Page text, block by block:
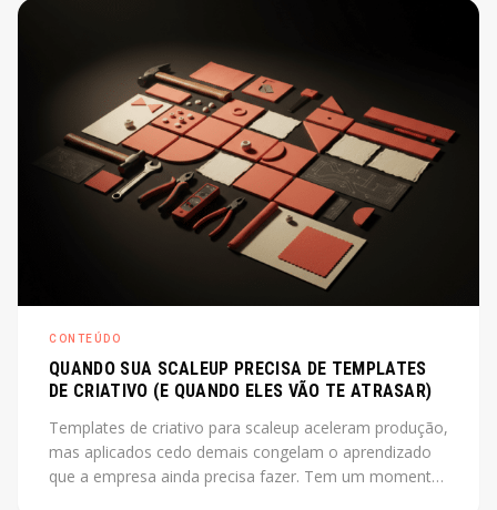
CONTEÚDO
QUANDO SUA SCALEUP PRECISA DE TEMPLATES
DE CRIATIVO (E QUANDO ELES VÃO TE ATRASAR)
Templates de criativo para scaleup aceleram produção,
mas aplicados cedo demais congelam o aprendizado
que a empresa ainda precisa fazer. Tem um momento